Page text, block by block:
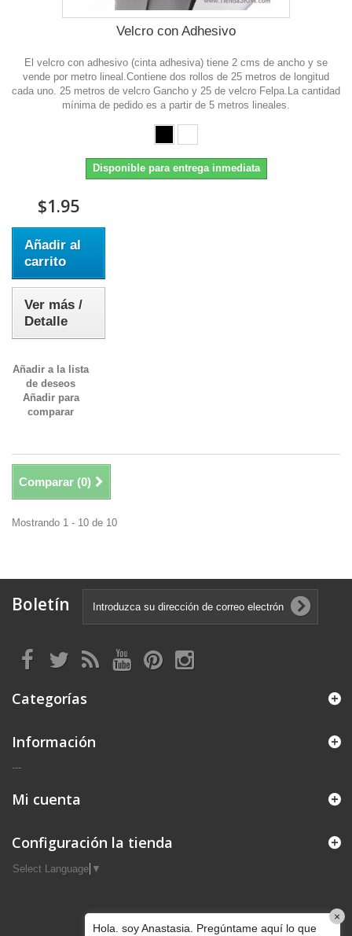
Velcro con Adhesivo
El velcro con adhesivo (cinta adhesiva) tiene 2 cms de ancho y se
vende por metro lineal.Contiene dos rollos de 25 metros de longitud
cada uno. 25 metros de velcro Gancho y 25 de velcro Felpa.La cantidad
mínima de pedido es a partir de 5 metros lineales.
Disponible para entrega inmediata
$1.95
Añadir al
carrito
Ver más /
Detalle
Añadir a la lista
de deseos
Añadir para
comparar
Comparar (0)
Mostrando 1 - 10 de 10
Boletín
Categorías
Información
---
Mi cuenta
Configuración la tienda
Select Language ▼